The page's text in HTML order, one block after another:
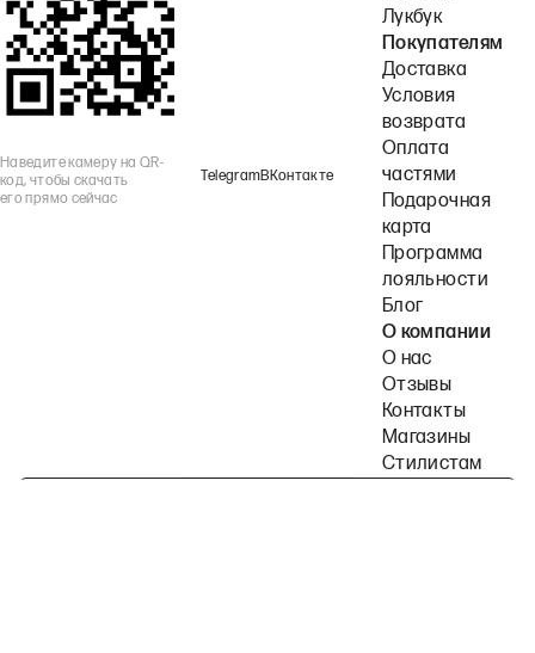
Наведите камеру на QR-
код, чтобы скачать
его прямо сейчас
TelegramВКонтакте
Лукбук
Покупателям
Доставка
Условия
возврата
Оплата
частями
Подарочная
карта
Программа
лояльности
Блог
О компании
О нас
Отзывы
Контакты
Магазины
Стилистам